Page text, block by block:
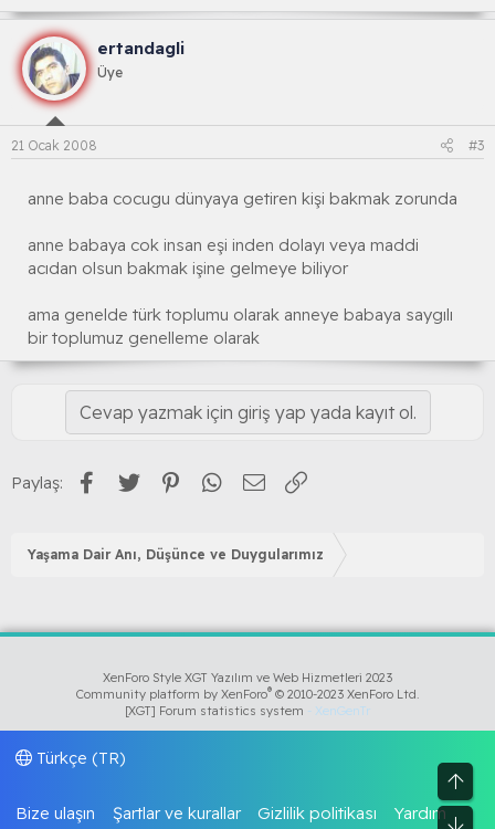
ertandagli
Üye
21 Ocak 2008 #3
anne baba cocugu dünyaya getiren kişi bakmak zorunda
anne babaya cok insan eşi inden dolayı veya maddi
acıdan olsun bakmak işine gelmeye biliyor
ama genelde türk toplumu olarak anneye babaya saygılı
bir toplumuz genelleme olarak
Cevap yazmak için giriş yap yada kayıt ol.
Paylaş: Facebook
Twitter PinterestWhatsApp
E-posta
Yaşama Dair Anı, Düşünce ve Duygularımız
Üst
Alt
XenForo Style XGT Yazılım ve Web Hizmetleri 2023
Community platform by XenForo® © 2010-2023 XenForo Ltd.
[XGT] Forum statistics system - XenGenTr
Türkçe (TR)
Bize ulaşın Şartlar ve kurallar Gizlilik politikası Yardım